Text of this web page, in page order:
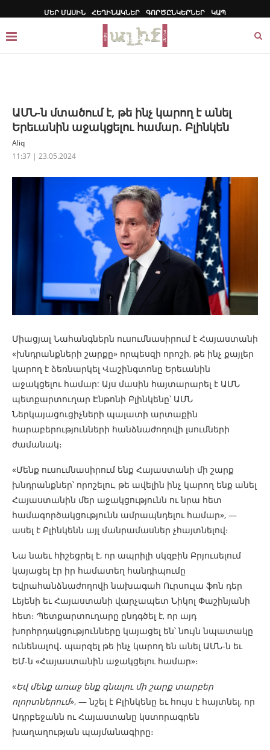
ՄԵՐ ՄԱՍԻՆ ՀԵՂԻՆԱԿՆԵՐ ԳՈՐԾԸՆԿԵՐՆԵՐ ԿԱՊ
ԱՄՆ-ն մտածում է, թե ինչ կարող է անել
Երեւանին աջակցելու համար․ Բլինկեն
Aliq
11:37 | 23.05.2024
Միացյալ Նահանգներն ուսումնասիրում է Հայաստանի
«խնդրանքների շարքը» որպեսզի որոշի, թե ինչ քայլեր
կարող է ձեռնարկել Վաշինգտոնը Երեւանին
աջակցելու համար: Այս մասին հայտարարել է ԱՄՆ
պետքարտուղար Էնթոնի Բլինկենը՝ ԱՄՆ
Ներկայացուցիչների պալատի արտաքին
հարաբերությունների հանձնաժողովի լսումների
ժամանակ։
«Մենք ուսումնասիրում ենք Հայաստանի մի շարք
խնդրանքներ՝ որոշելու, թե ավելին ինչ կարող ենք անել
Հայաստանին մեր աջակցությունն ու նրա հետ
համագործակցությունն ամրապնդելու համար», —
ասել է Բլինկենն այլ մանրամասներ չհայտնելով։
Նա նաեւ հիշեցրել է, որ ապրիլի սկզբին Բրյուսելում
կայացել էր իր համատեղ հանդիպումը
Եվրահանձնաժողովի նախագահ Ուրսուլա ֆոն դեր
Լեյենի եւ Հայաստանի վարչապետ Նիկոլ Փաշինյանի
հետ։ Պետքարտուղարը ընդգծել է, որ այդ
խորհրդակցությունները կայացել են՝ նույն նպատակը
ունենալով․ պարզել թե ինչ կարող են անել ԱՄՆ-ն եւ
ԵՄ-ն «Հայաստանին աջակցելու համար»։
«Եվ մենք առաջ ենք գնալու մի շարք տարբեր
ոլորտներում», — նշել է Բլինկենը եւ հույս է հայտնել, որ
Ադրբեջանն ու Հայաստանը կստորագրեն
խաղաղության պայմանագիրը։